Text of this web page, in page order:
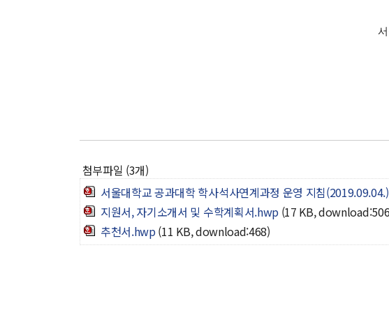
첨부파일 (3개)
서울대학교 공과대학 학사석사연계과정 운영 지침
지원서, 자기소개서 및 수학계획서.hwp (17 KB,
추천서.hwp(11 KB, download:468)